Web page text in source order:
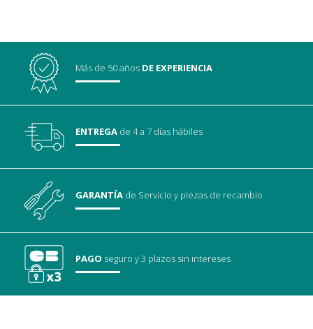
Más de 50 años DE EXPERIENCIA
ENTREGA de 4 a 7 días hábiles
GARANTÍA de Servicioy piezas de recambio
PAGO seguroy 3 plazos sin intereses